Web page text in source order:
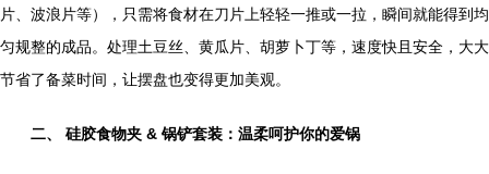
片、波浪片等），只需将食材在刀片上轻轻一推或一拉，瞬间就能得到均
匀规整的成品。处理土豆丝、黄瓜片、胡萝卜丁等，速度快且安全，大大
节省了备菜时间，让摆盘也变得更加美观。
二、 硅胶食物夹 & 锅铲套装：温柔呵护你的爱锅